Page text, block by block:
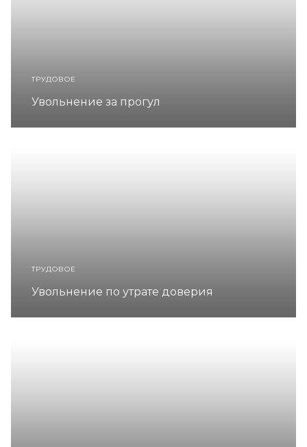
ТРУДОВОЕ
Увольнение за прогул
ТРУДОВОЕ
Увольнение по утрате доверия